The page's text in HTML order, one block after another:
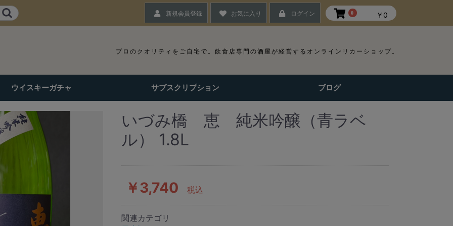
新規会員登録 お気に入り ログイン 0 ￥0
プロのクオリティをご自宅で。 飲食店専門の酒屋が経営するオンラインリカーショップ。
ウイスキーガチャ サブスクリプション ブログ
いづみ橋 恵 純米吟醸（青ラベ
ル） 1.8L
￥3,740 税込
関連カテゴリ